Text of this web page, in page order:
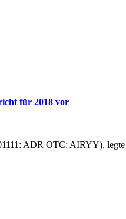
für 2018 vor
ADR OTC: AIRYY), legte